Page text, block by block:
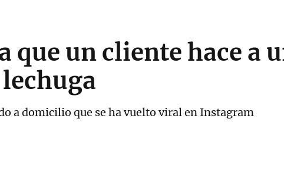
que un cliente hace a
a domicilio que se ha vuelto viral en Instagram